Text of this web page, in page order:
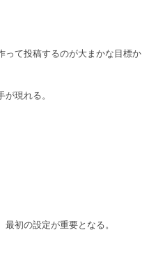
て投稿するのが大まかな目標か
現れる。
初の設定が重要となる。